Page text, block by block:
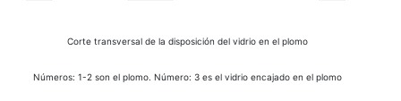
Corte transversal de la disposición del vidrio en el plomo
Números: 1-2 son el plomo. Número: 3 es el vidrio encajado en el plomo